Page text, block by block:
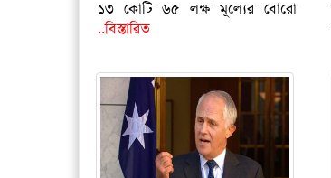
১৩ কোটি ৬৫ লক্ষ মূল্যের বোরো
..বিস্তারিত